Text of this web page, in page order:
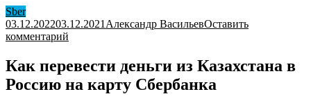
Sber
03.12.202203.12.2021 Александр ВасильевОставить
комментарий
Карту
Сбербанка
Как перевести деньги из Казахстана в
Россию на карту Сбербанка